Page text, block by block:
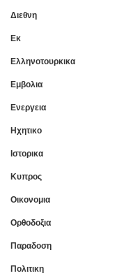
Διεθνη
Εκ
Ελληνοτουρκικα
Εμβολια
Ενεργεια
Ηχητικο
Ιστορικα
Κυπρος
Οικονομια
Ορθοδοξια
Παραδοση
Πολιτικη